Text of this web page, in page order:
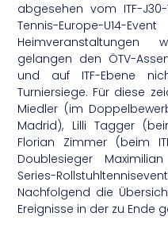
abgesehen vom ITF-
Tennis-Europe-U14-
gelangen den ÖTV-
und auf ITF-Ebene
Turniersiege. Für diese
Miedler (im
Madrid), Lilli Tagger
Florian Zimmer (beim
Doublesieger
Series-
Nachfolgend die
Ereignisse in der zu Ende